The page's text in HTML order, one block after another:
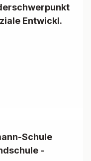
Entwickl.
Schule
-